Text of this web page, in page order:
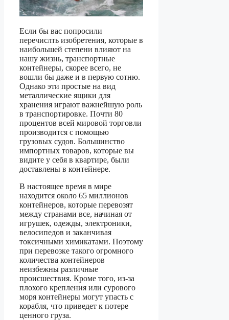
Если бы вас попросили
перечислть изобретения, которые в
наибольшей степени влияют на
нашу жизнь, транспортные
контейнеры, скорее всего, не
вошли бы даже и в первую сотню.
Однако эти простые на вид
металлические ящики для
хранения играют важнейшую роль
в транспортировке. Почти 80
процентов всей мировой торговли
производится с помощью
грузовых судов. Большинство
импортных товаров, которые вы
видите у себя в квартире, были
доставлены в контейнере.
В настоящее время в мире
находится около 65 миллионов
контейнеров, которые перевозят
между странами все, начиная от
игрушек, одежды, электроники,
велосипедов и заканчивая
токсичными химикатами. Поэтому
при перевозке такого огромного
количества контейнеров
неизбежны различные
происшествия. Кроме того, из-за
плохого крепления или сурового
моря контейнеры могут упасть с
корабля, что приведет к потере
ценного груза.